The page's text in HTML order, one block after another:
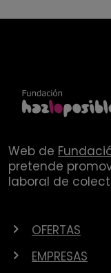
Web de
pretende
laboral de
OFERTAS
EMPRESAS